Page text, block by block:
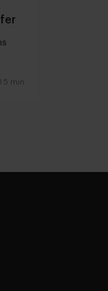
5 min